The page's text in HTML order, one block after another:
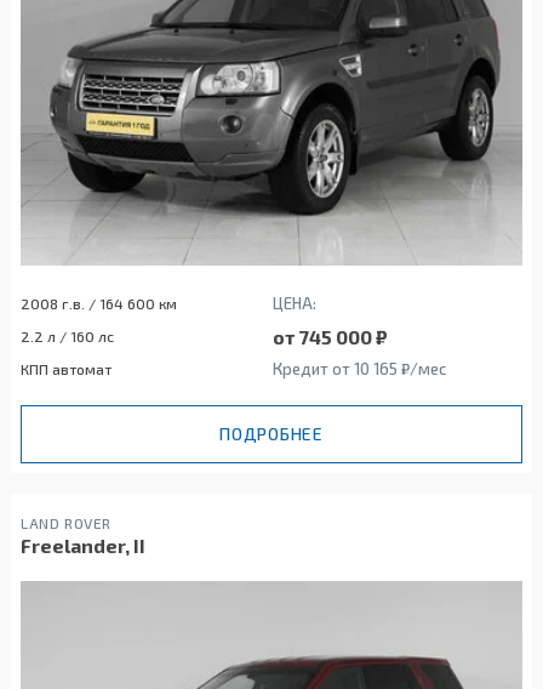
2008 г.в. / 164 600 км ЦЕНА:
2.2 л / 160 лс от 745 000 ₽
КПП автомат Кредит от 10 165 ₽/мес
ПОДРОБНЕЕ
LAND ROVER
Freelander, II